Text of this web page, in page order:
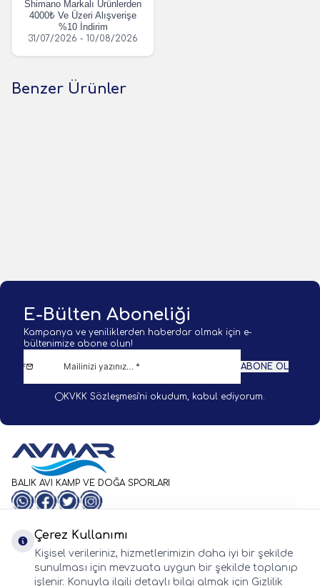
Shimano Markalı Ürünlerden
4000₺ Ve Üzeri Alışverişe
%10 İndirim
31/07/2026 - 10/08/2026
Benzer Ürünler
E-Bülten Aboneliği
Kampanya ve yeniliklerden haberdar olmak için e-
bültenimize abone olun!
ABONE OL
KVKK Sözleşmesi'niokudum, kabul ediyorum.
BALIK AVI KAMP VE DOĞA SPORLARI
WhatsApp
Facebook
TwitterInstagram
Hızlı Erişim
Whatsapp
Adres & İletişim
Çerez Kullanımı
Kişisel verileriniz, hizmetlerimizin daha iyi bir şekilde
sunulması için mevzuata uygun bir şekilde toplanıp
işlenir. Konuyla ilgili detaylı bilgi almak için Gizlilik